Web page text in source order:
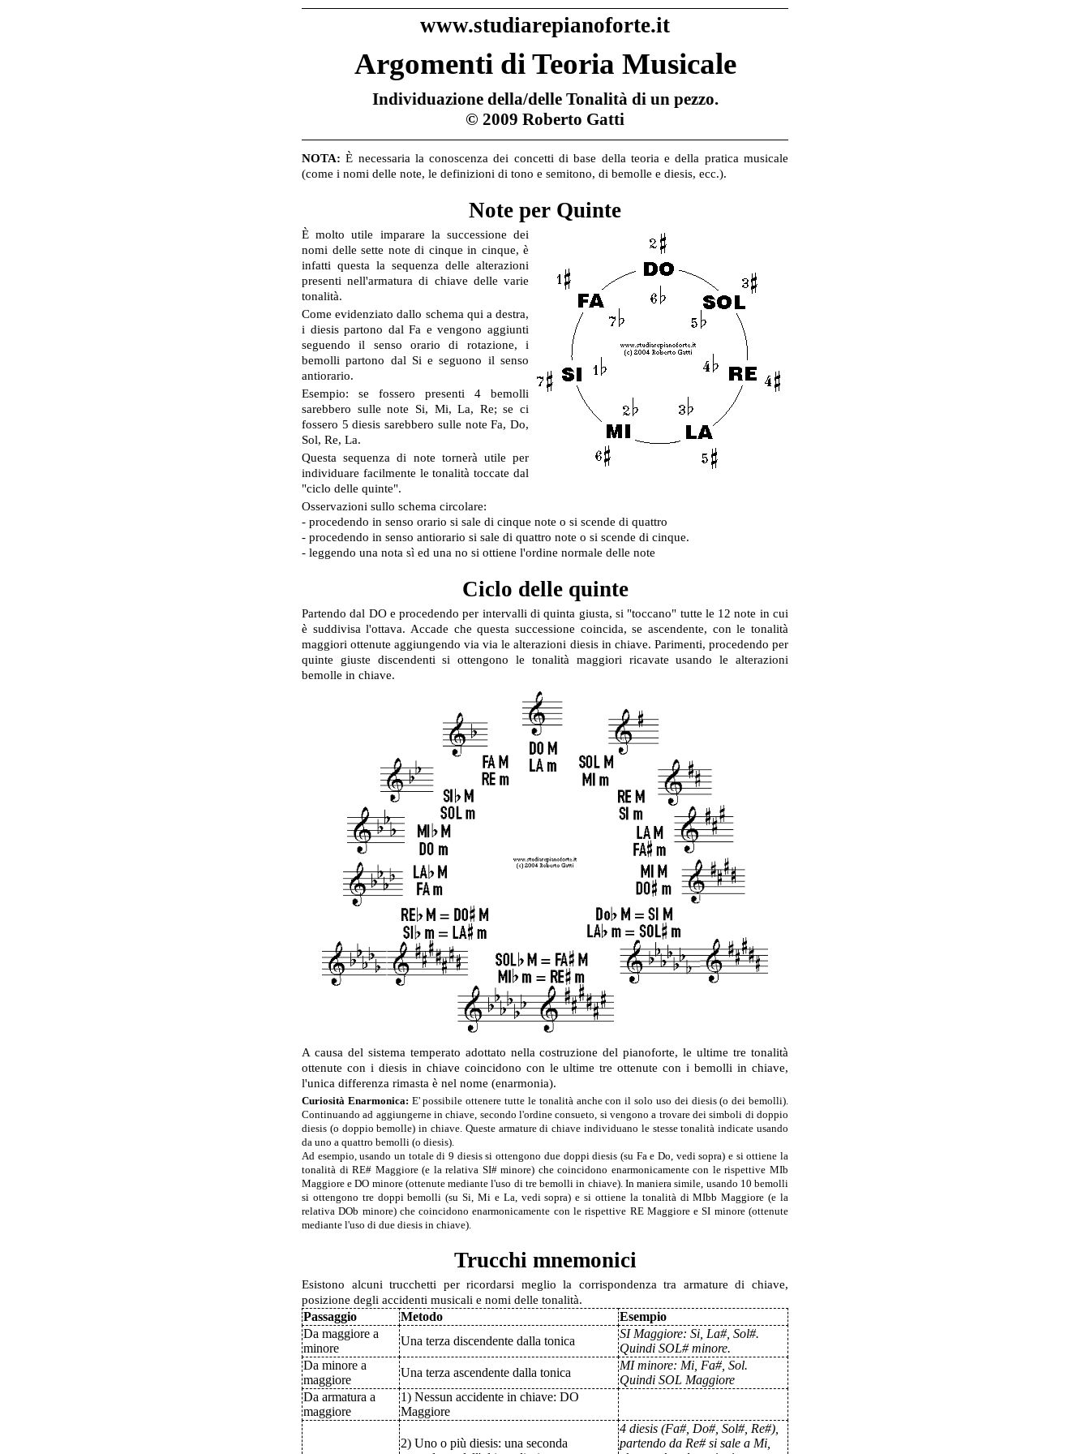
www.studiarepianoforte.it
Argomenti di Teoria Musicale
Individuazione della/delle Tonalità di un pezzo.
© 2009 Roberto Gatti
NOTA: È necessaria la conoscenza dei concetti di base della teoria e della pratica musicale
(come i nomi delle note, le definizioni di tono e semitono, di bemolle e diesis, ecc.).
Note per Quinte
È molto utile imparare la successione dei
nomi delle sette note di cinque in cinque, è
infatti questa la sequenza delle alterazioni
presenti nell'armatura di chiave delle varie
tonalità.
Come evidenziato dallo schema qui a destra,
i diesis partono dal Fa e vengono aggiunti
seguendo il senso orario di rotazione, i
bemolli partono dal Si e seguono il senso
antiorario.
Esempio: se fossero presenti 4 bemolli
sarebbero sulle note Si, Mi, La, Re; se ci
fossero 5 diesis sarebbero sulle note Fa, Do,
Sol, Re, La.
Questa sequenza di note tornerà utile per
individuare facilmente le tonalità toccate dal
"ciclo delle quinte".
Osservazioni sullo schema circolare:
- procedendo in senso orario si sale di cinque note o si scende di quattro
- procedendo in senso antiorario si sale di quattro note o si scende di cinque.
- leggendo una nota sì ed una no si ottiene l'ordine normale delle note
Ciclo delle quinte
Partendo dal DO e procedendo per intervalli di quinta giusta, si "toccano" tutte le 12 note in cui
è suddivisa l'ottava. Accade che questa successione coincida, se ascendente, con le tonalità
maggiori ottenute aggiungendo via via le alterazioni diesis in chiave. Parimenti, procedendo per
quinte giuste discendenti si ottengono le tonalità maggiori ricavate usando le alterazioni
bemolle in chiave.
A causa del sistema temperato adottato nella costruzione del pianoforte, le ultime tre tonalità
ottenute con i diesis in chiave coincidono con le ultime tre ottenute con i bemolli in chiave,
l'unica differenza rimasta è nel nome (enarmonia).
Curiosità Enarmonica: E' possibile ottenere tutte le tonalità anche con il solo uso dei diesis (o dei bemolli).
Continuando ad aggiungerne in chiave, secondo l'ordine consueto, si vengono a trovare dei simboli di doppio
diesis (o doppio bemolle) in chiave. Queste armature di chiave individuano le stesse tonalità indicate usando
da uno a quattro bemolli (o diesis).
Ad esempio, usando un totale di 9 diesis si ottengono due doppi diesis (su Fa e Do, vedi sopra) e si ottiene la
tonalità di RE# Maggiore (e la relativa SI# minore) che coincidono enarmonicamente con le rispettive MIb
Maggiore e DO minore (ottenute mediante l'uso di tre bemolli in chiave). In maniera simile, usando 10 bemolli
si ottengono tre doppi bemolli (su Si, Mi e La, vedi sopra) e si ottiene la tonalità di MIbb Maggiore (e la
relativa DOb minore) che coincidono enarmonicamente con le rispettive RE Maggiore e SI minore (ottenute
mediante l'uso di due diesis in chiave).
Trucchi mnemonici
Esistono alcuni trucchetti per ricordarsi meglio la corrispondenza tra armature di chiave,
posizione degli accidenti musicali e nomi delle tonalità.
Passaggio Metodo
Esempio
Da maggiore a
minore
Una terza discendente dalla tonica
SI Maggiore: Si, La#, Sol#.
Quindi SOL# minore.
Da minore a
maggiore
Una terza ascendente dalla tonica
MI minore: Mi, Fa#, Sol.
Quindi SOL Maggiore
Da armatura a
maggiore
1) Nessun accidente in chiave: DO
Maggiore
2) Uno o più diesis: una seconda
4 diesis (Fa#, Do#, Sol#, Re#),
partendo da Re# si sale a Mi,